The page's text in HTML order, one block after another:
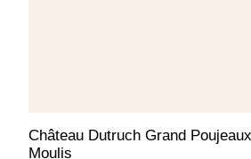
Château Dutruch Grand Poujeaux
Moulis